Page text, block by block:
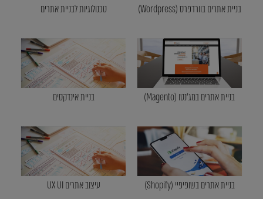
בניית אתרים בוורדפרס (Wordpress) טכנולוגיות לבניית אתרים
בניית אתרים במג'נטו (Magento) בניית אינדקסים
בניית אתרים בשופיפיי (Shopify) עיצוב אתרים UX UI